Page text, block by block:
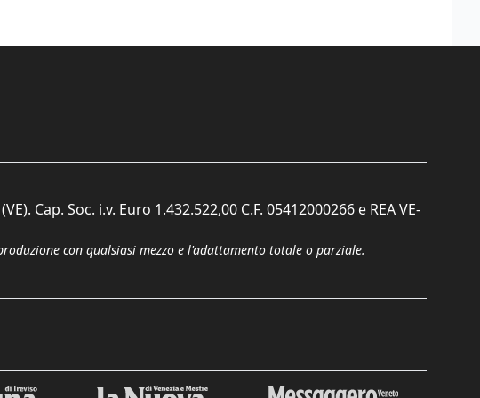
Cap. Soc. i.v. Euro 1.432.522,00 C.F. 05412000266 e REA VE-
con qualsiasi mezzo e l'adattamento totale o parziale.